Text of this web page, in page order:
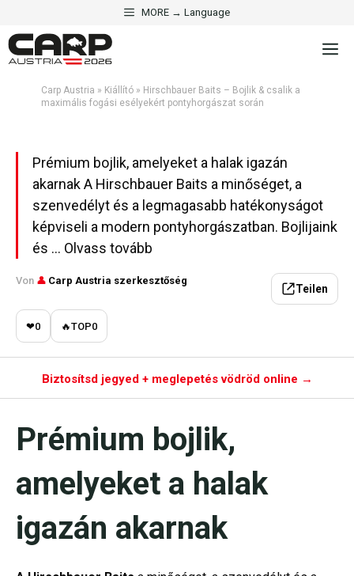
tartalomba
MORE → Language
Carp Austria » Kiállító » Hirschbauer Baits – Bojlik & csalik a
maximális fogási esélyekért pontyhorgászat során
Hirschbauer Baits – Bojlik &
csalik a maximális fogási
esélyekért pontyhorgászat
során
Aktualisiert am 3. május 2026 · 5 Min. Lesezeit
Prémium bojlik, amelyeket a halak igazán
akarnak A Hirschbauer Baits a minőséget, a
szenvedélyt és a legmagasabb hatékonyságot
képviseli a modern pontyhorgászatban. Bojlijaink
és ... Olvass tovább
Von 👤 Carp Austria szerkesztőség
Teilen
❤0 🔥TOP0
Biztosítsd jegyed + meglepetés vödröd online →
Prémium bojlik,
amelyeket a halak
igazán akarnak